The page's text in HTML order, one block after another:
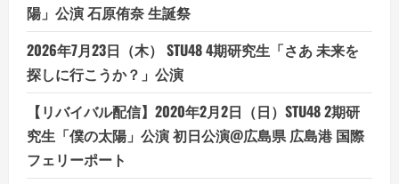
陽」公演 石原侑奈 生誕祭
2026年7月23日（木） STU48 4期研究生「さあ 未来を
探しに行こうか？」公演
【リバイバル配信】2020年2月2日（日）STU48 2期研
究生「僕の太陽」公演 初日公演@広島県 広島港 国際
フェリーポート